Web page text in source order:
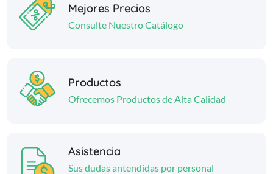
Mejores Precios
Consulte Nuestro Catálogo
Productos
Ofrecemos Productos de Alta Calidad
Asistencia
Sus dudas antendidas por personal